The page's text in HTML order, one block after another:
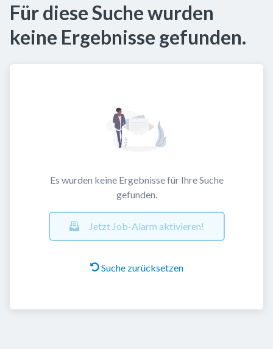
Für diese Suche wurden
keine Ergebnisse gefunden.
Es wurden keine Ergebnisse für Ihre Suche
gefunden.
Jetzt Job-Alarm aktivieren!
Suche zurücksetzen